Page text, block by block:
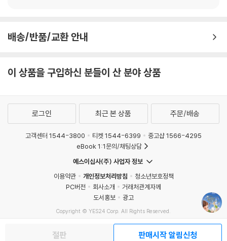
배송/반품/교환 안내
이 상품을 구입하신 분들이 산 분야 상품
절판 판매시작 알림신청
로그인 최근 본 상품 주문/배송
고객센터 1544-3800 티켓 1544-6399
중고샵 1566-4295
eBook 1:1문의/채팅상담
예스이십사(주) 사업자 정보
이용약관
개인정보처리방침
청소년보호정책
PC버전
회사소개
거래처관계자께
도서홍보
광고
Copyright © YES24 Corp. All Rights Reserved.